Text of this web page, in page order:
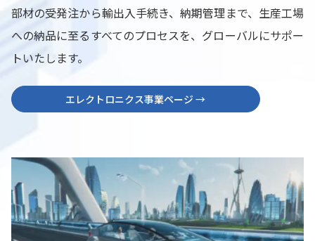
部材の受発注から輸出入手続き、納期管理まで、生産工場
への納品に至るすべてのプロセスを、グローバルにサポー
トいたします。
エレクトロニクス事業ページ →